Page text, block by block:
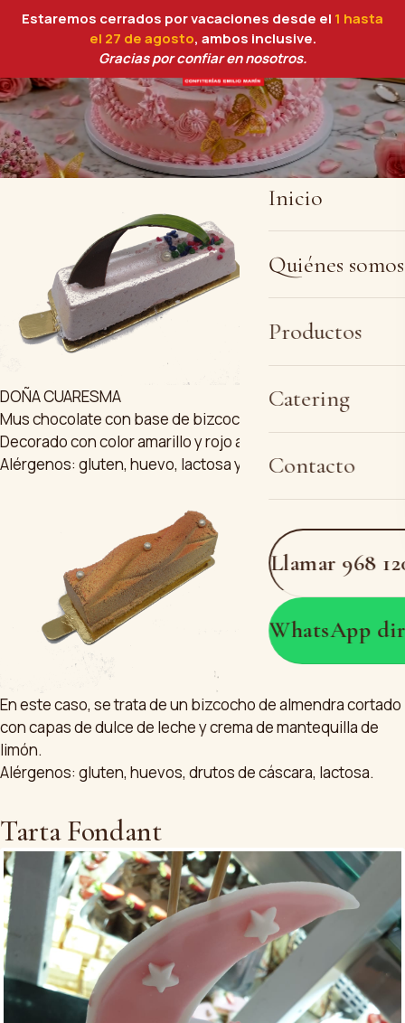
Estaremos cerrados por vacaciones desde el 1 hasta
el 27 de agosto, ambos inclusive.
Gracias por confiar en nosotros.
Inicio
Quiénes somos
Productos
Catering
Contacto
Llamar 968
WhatsApp
DON CARNAL
Mus de frambuesas naturales con base de bizcocho al
cacao y decorado con color plata alimentaria.
Alérgenos: gluten, huevo y lactosa.
DOÑA CUARESMA
Mus chocolate con base de bizcocho natural calado.
Decorado con color amarillo y rojo alimentarios.
Alérgenos: gluten, huevo, lactosa y soja.
En este caso, se trata de un bizcocho de almendra cortado
con capas de dulce de leche y crema de mantequilla de
limón.
Alérgenos: gluten, huevos, drutos de cáscara, lactosa.
Tarta Fondant